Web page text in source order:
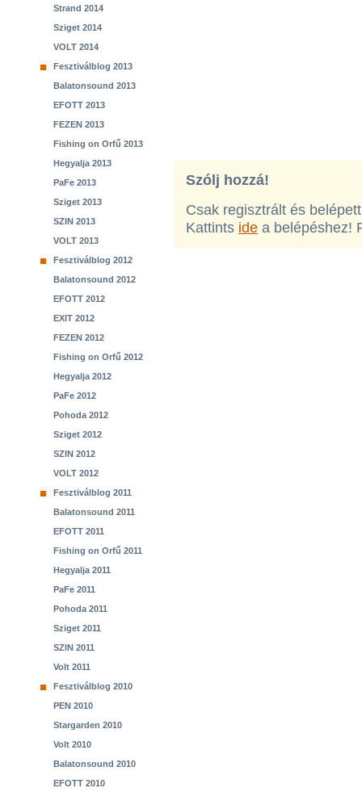
Strand 2014
Sziget 2014
VOLT 2014
Fesztiválblog 2013
Balatonsound 2013
EFOTT 2013
FEZEN 2013
Fishing on Orfű 2013
Hegyalja 2013
PaFe 2013
Sziget 2013
SZIN 2013
VOLT 2013
Fesztiválblog 2012
Balatonsound 2012
EFOTT 2012
EXIT 2012
FEZEN 2012
Fishing on Orfű 2012
Hegyalja 2012
PaFe 2012
Pohoda 2012
Sziget 2012
SZIN 2012
VOLT 2012
Fesztiválblog 2011
Balatonsound 2011
EFOTT 2011
Fishing on Orfű 2011
Hegyalja 2011
PaFe 2011
Pohoda 2011
Sziget 2011
SZIN 2011
Volt 2011
Fesztiválblog 2010
PEN 2010
Stargarden 2010
Volt 2010
Balatonsound 2010
EFOTT 2010
Szólj hozzá!
Csak regisztrált és
Kattints ide a belépéshez!